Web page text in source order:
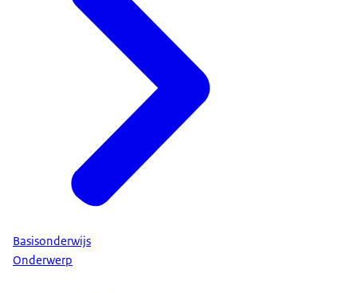
Basisonderwijs
Onderwerp